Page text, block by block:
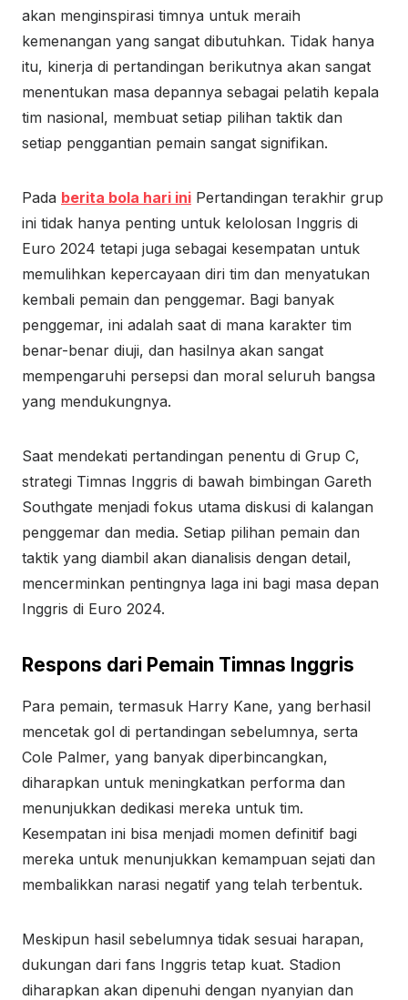
akan menginspirasi timnya untuk meraih
kemenangan yang sangat dibutuhkan. Tidak hanya
itu, kinerja di pertandingan berikutnya akan sangat
menentukan masa depannya sebagai pelatih kepala
tim nasional, membuat setiap pilihan taktik dan
setiap penggantian pemain sangat signifikan.
Pada berita bola hari ini Pertandingan terakhir grup
ini tidak hanya penting untuk kelolosan Inggris di
Euro 2024 tetapi juga sebagai kesempatan untuk
memulihkan kepercayaan diri tim dan menyatukan
kembali pemain dan penggemar. Bagi banyak
penggemar, ini adalah saat di mana karakter tim
benar-benar diuji, dan hasilnya akan sangat
mempengaruhi persepsi dan moral seluruh bangsa
yang mendukungnya.
Saat mendekati pertandingan penentu di Grup C,
strategi Timnas Inggris di bawah bimbingan Gareth
Southgate menjadi fokus utama diskusi di kalangan
penggemar dan media. Setiap pilihan pemain dan
taktik yang diambil akan dianalisis dengan detail,
mencerminkan pentingnya laga ini bagi masa depan
Inggris di Euro 2024.
Respons dari Pemain Timnas Inggris
Para pemain, termasuk Harry Kane, yang berhasil
mencetak gol di pertandingan sebelumnya, serta
Cole Palmer, yang banyak diperbincangkan,
diharapkan untuk meningkatkan performa dan
menunjukkan dedikasi mereka untuk tim.
Kesempatan ini bisa menjadi momen definitif bagi
mereka untuk menunjukkan kemampuan sejati dan
membalikkan narasi negatif yang telah terbentuk.
Meskipun hasil sebelumnya tidak sesuai harapan,
dukungan dari fans Inggris tetap kuat. Stadion
diharapkan akan dipenuhi dengan nyanyian dan